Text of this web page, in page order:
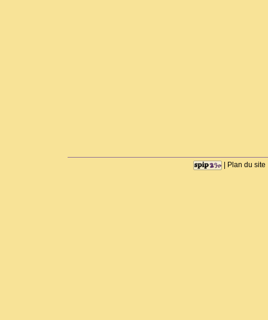
Plan du site